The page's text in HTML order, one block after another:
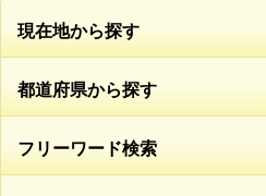
現在地から探す
都道府県から探す
フリーワード検索